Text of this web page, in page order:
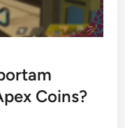
Coins?